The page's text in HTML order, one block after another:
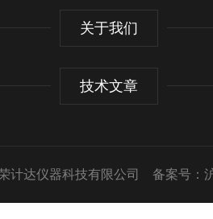
关于我们
技术文章
计达仪器科技有限公司 备案号：